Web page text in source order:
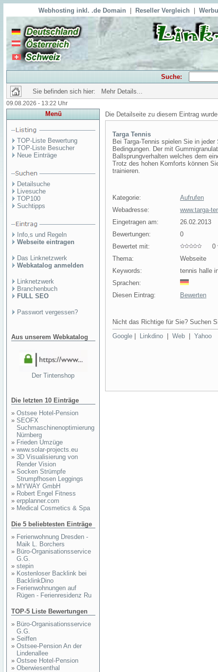
Webhosting inkl. .de Domain Reseller Vergleich
Suche:
Sie befinden sich hier: Mehr Details...
09.08.2026 - 13:22 Uhr
Menü
TOP-Liste Bewertung
TOP-Liste Besucher
Neue Einträge
Detailsuche
Livesuche
TOP100
Suchtipps
Info,s und Regeln
Webseite eintragen
Das Linknetzwerk
Webkatalog anmelden
Linknetzwerk
Branchenbuch
FULL SEO
Passwort vergessen?
Aus unserem Webkatalog
Der Tintenshop
Die letzten 10 Einträge
» Ostsee Hotel-Pension
» SEOFX
Suchmaschinenoptimierung
Nürnberg
» Frieden Umzüge
» www.solar-projects.eu
» 3D Visualisierung von
Render Vision
» Socken Strümpfe
Strumpfhosen Leggings
» MYWAY GmbH
» Robert Engel Fitness
» erpplanner.com
» Medical Cosmetics & Spa
Die 5 beliebtesten Einträge
» Ferienwohnung Dresden -
Maik L. Borchers
» Büro-Organisationsservice
G.G.
» stepin
» Kostenloser Backlink bei
BacklinkDino
» Ferienwohnungen auf
Rügen - Ferienresidenz Ru
TOP-5 Liste Bewertungen
» Büro-Organisationsservice
G.G.
» Seiffen
» Ostsee-Pension An der
Lindenallee
» Ostsee Hotel-Pension
» Oberwiesenthal
Die Detailseite zu diesem Eintrag
Targa Tennis
Bei Targa-Tennis spielen Sie in
Bedingungen. Der mit
Ballsprungverhalten welches dem
Trotz des hohen Komforts können
trainieren.
Kategorie:
Aufrufen
Webadresse:
www.targa-
Eingetragen am:
26.02.2013
Bewertungen:
0
Bewertet mit:
0
Thema:
Webseite
Keywords:
tennis halle
Sprachen:
Diesen Eintrag:
Bewerten
Nicht das Richtige für Sie? Suchen
Google
Linkdino Web Yahoo